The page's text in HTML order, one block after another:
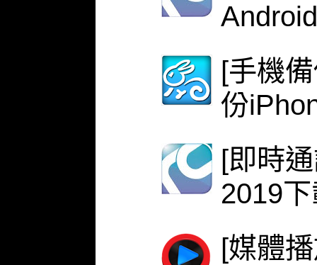
Android
[手機
份
[即時
2019
[媒體